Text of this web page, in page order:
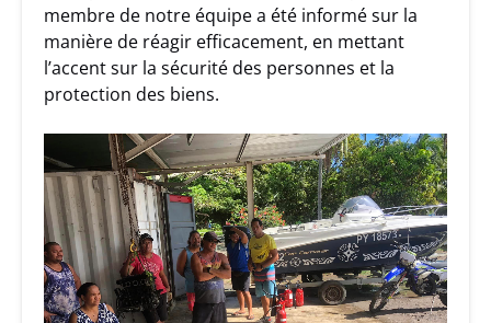
membre de notre équipe a été informé sur la
manière de réagir efficacement, en mettant
l’accent sur la sécurité des personnes et la
protection des biens.